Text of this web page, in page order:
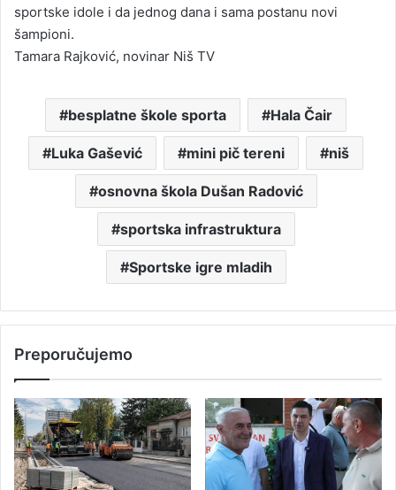
sportske idole i da jednog dana i sama postanu novi
šampioni.
Tamara Rajković, novinar Niš TV
besplatne škole sporta Hala Čair
Luka Gašević mini pič tereni niš
osnovna škola Dušan Radović
sportska infrastruktura
Sportske igre mladih
Preporučujemo